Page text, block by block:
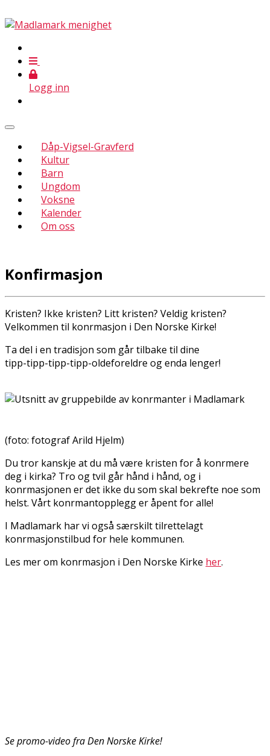
Logg inn
Dåp-Vigsel-Gravferd
Kultur
Barn
Ungdom
Voksne
Kalender
Om oss
Konfirmasjon
Kristen? Ikke kristen? Litt kristen? Veldig kristen?
Velkommen til konfirmasjon i Den Norske Kirke!
Ta del i en tradisjon som går tilbake til dine
tipp-tipp-tipp-tipp-oldeforeldre og enda lenger!
(foto: fotograf Arild Hjelm)
Du tror kanskje at du må være kristen for å konfirmere
deg i kirka? Tro og tvil går hånd i hånd, og i
konfirmasjonen er det ikke du som skal bekrefte noe som
helst. Vårt konfirmantopplegg er åpent for alle!
I Madlamark har vi også særskilt tilrettelagt
konfirmasjonstilbud for hele kommunen.
Les mer om konfirmasjon i Den Norske Kirke her.
Se promo-video fra Den Norske Kirke!